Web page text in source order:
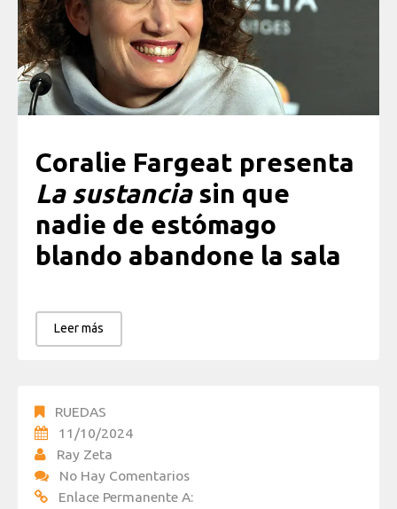
Coralie Fargeat presenta
La sustanciasin que
nadie de estómago
blando abandone la sala
Leer más
RUEDAS
11/10/2024
Ray Zeta
No Hay Comentarios
Enlace Permanente A: